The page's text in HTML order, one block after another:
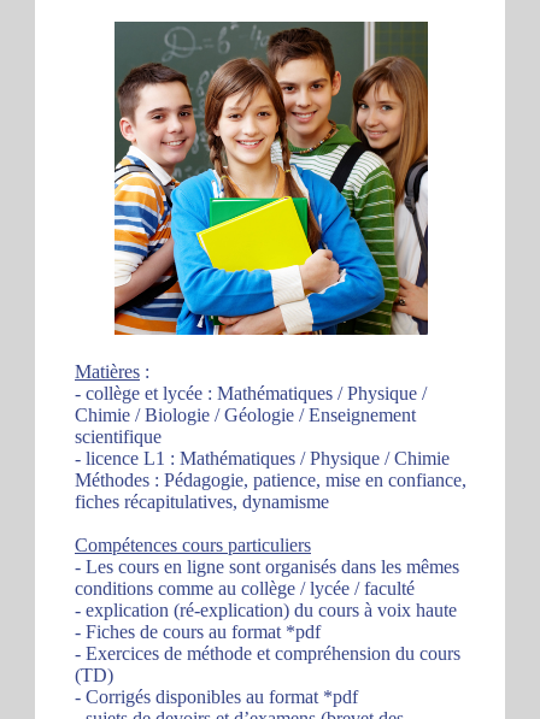
Matières :
- collège et lycée : Mathématiques / Physique /
Chimie / Biologie / Géologie / Enseignement
scientifique
- licence L1 : Mathématiques / Physique / Chimie
Méthodes : Pédagogie, patience, mise en confiance,
fiches récapitulatives, dynamisme
Compétences cours particuliers
- Les cours en ligne sont organisés dans les mêmes
conditions comme au collège / lycée / faculté
- explication (ré-explication) du cours à voix haute
- Fiches de cours au format *pdf
- Exercices de méthode et compréhension du cours
(TD)
- Corrigés disponibles au format *pdf